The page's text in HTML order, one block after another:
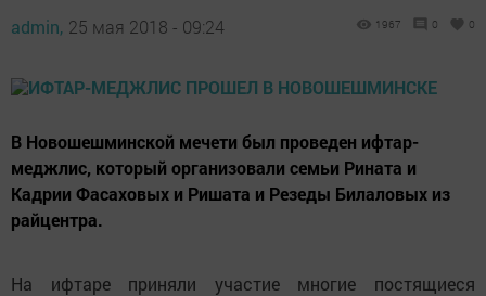
admin, 25 мая 2018 - 09:24 1967 0 0
В Новошешминской мечети был проведен ифтар-
меджлис, который организовали семьи Рината и
Кадрии Фасаховых и Ришата и Резеды Билаловых из
райцентра.
На ифтаре приняли участие многие постящиеся